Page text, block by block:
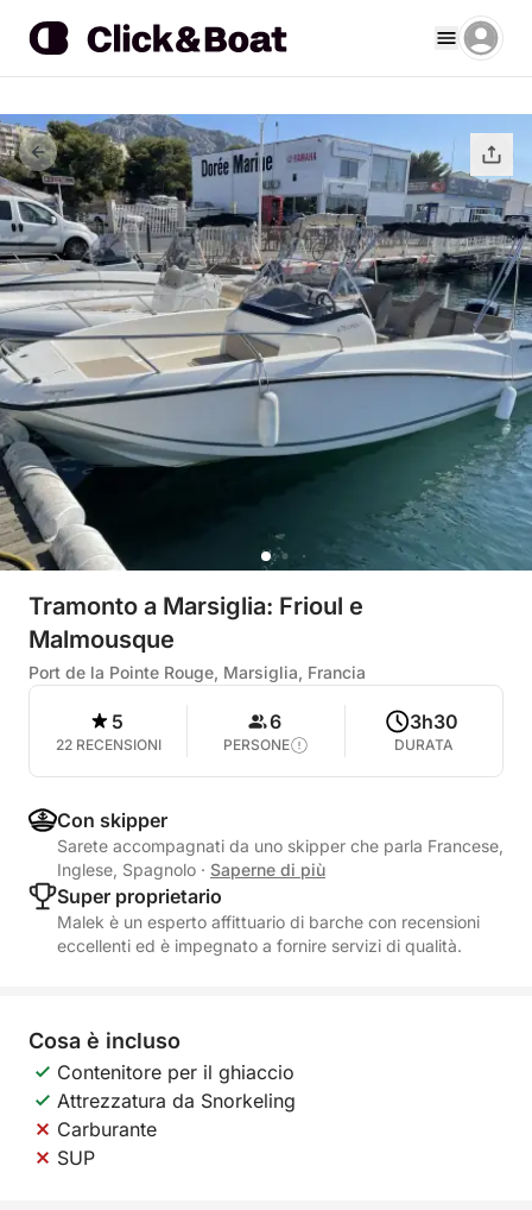
Tramonto a Marsiglia: Frioul e
Malmousque
Port de la Pointe Rouge, Marsiglia, Francia
5
22 RECENSIONI
6
PERSONE
3h30
DURATA
Con skipper
Sarete accompagnati da uno skipper che parla Francese,
Inglese, Spagnolo · Saperne di più
Super proprietario
Malek è un esperto affittuario di barche con recensioni
eccellenti ed è impegnato a fornire servizi di qualità.
Cosa è incluso
Contenitore per il ghiaccio
Attrezzatura da Snorkeling
Carburante
SUP